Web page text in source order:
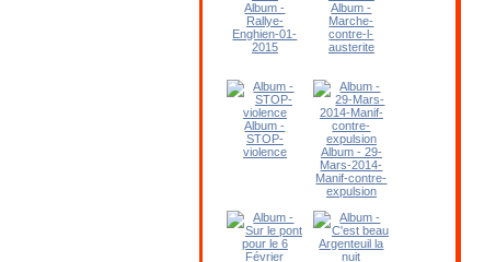
Album -
Rallye-
Enghien-01-
2015
Album -
Marche-
contre-l-
austerite
Album -
STOP-
violence
Album - 29-
Mars-2014-
Manif-contre-
expulsion